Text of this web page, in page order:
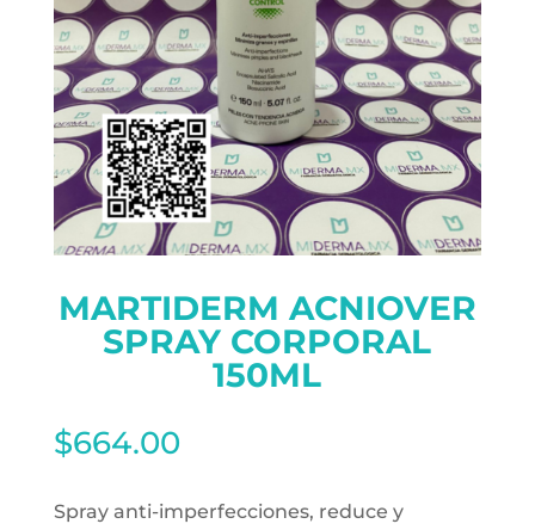
MARTIDERM ACNIOVER
SPRAY CORPORAL
150ML
$664.00
Spray anti-imperfecciones, reduce y